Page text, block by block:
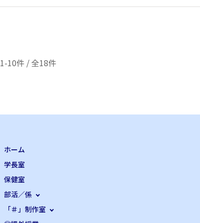
1-10件 / 全18件
ホーム
学長室
保健室
部活／係
「＃」制作室